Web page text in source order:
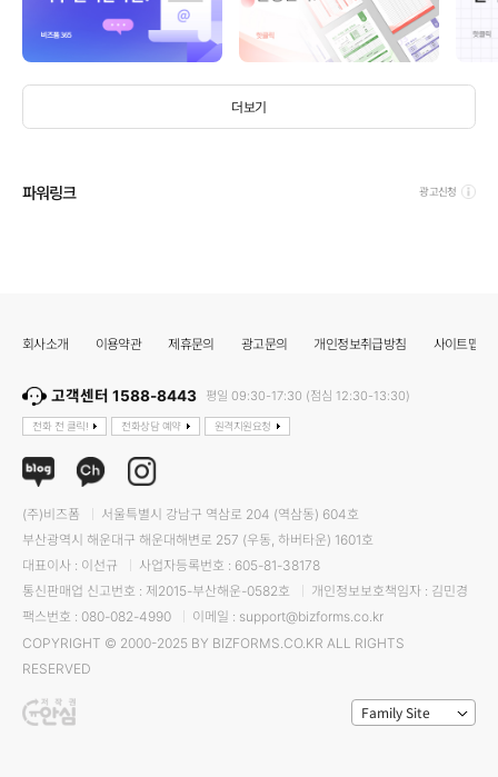
더보기
파워링크 광고신청
회사소개 이용약관 제휴문의 광고문의 개인정보취급방침 사이트맵
고객센터 1588-8443 평일 09:30-17:30 (점심 12:30-13:30)
전화 전 클릭! 전화상담 예약 원격지원요청
(주)비즈폼
서울특별시 강남구 역삼로 204 (역삼동) 604호
부산광역시 해운대구 해운대해변로 257 (우동, 하버타운) 1601호
대표이사 : 이선규
사업자등록번호 : 605-81-38178
통신판매업 신고번호 : 제2015-부산해운-0582호
개인정보보호책임자 : 김민경
팩스번호 : 080-082-4990
이메일 : support@bizforms.co.kr
COPYRIGHT © 2000-2025 BY BIZFORMS.CO.KR ALL RIGHTS
RESERVED
Family Site